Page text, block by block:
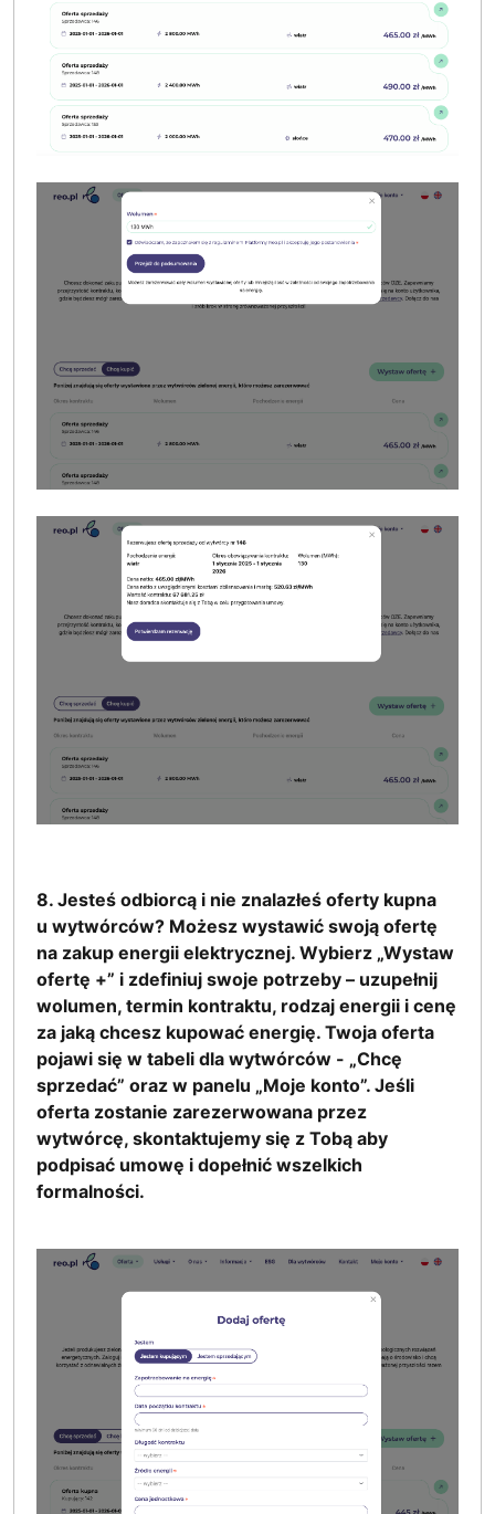
8. Jesteś odbiorcą i nie znalazłeś oferty kupna
u wytwórców? Możesz wystawić swoją ofertę
na zakup energii elektrycznej. Wybierz „Wystaw
ofertę +” i zdefiniuj swoje potrzeby – uzupełnij
wolumen, termin kontraktu, rodzaj energii i cenę
za jaką chcesz kupować energię. Twoja oferta
pojawi się w tabeli dla wytwórców - „Chcę
sprzedać” oraz w panelu „Moje konto”. Jeśli
oferta zostanie zarezerwowana przez
wytwórcę, skontaktujemy się z Tobą aby
podpisać umowę i dopełnić wszelkich
formalności.